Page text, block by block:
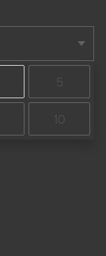
5
10